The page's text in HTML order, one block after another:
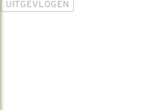
UITGEVLOGEN